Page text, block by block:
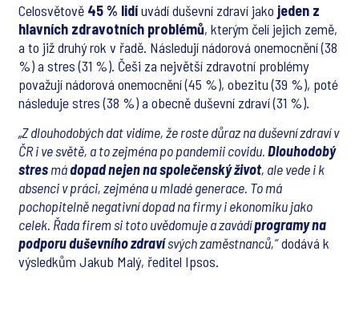
Celosvětově 45 % lidíuvádí duševní zdraví jako jeden z
hlavních zdravotních problémů, kterým čelí jejich země,
a to již druhý rok v řadě. Následují nádorová onemocnění (38
%) a stres (31 %). Češi za největší zdravotní problémy
považují nádorová onemocnění (45 %), obezitu (39 %), poté
následuje stres (38 %) a obecně duševní zdraví (31 %).
„Z dlouhodobých dat vidíme, že roste důraz na duševní zdraví v
ČR i ve světě, a to zejména po pandemii covidu.Dlouhodobý
stresmádopad nejen na společenský život, ale vede i k
absenci v práci, zejména u mladé generace. To má
pochopitelně negativní dopad na firmy i ekonomiku jako
celek. Řada firem si toto uvědomuje a zavádíprogramy na
podporu duševního zdravísvých zaměstnanců,“dodává k
výsledkům Jakub Malý, ředitel Ipsos.